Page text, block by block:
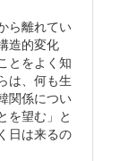
ら離れてい
造的変化
とをよく知
は、何も生
関係につい
を望む」と
日は来るの